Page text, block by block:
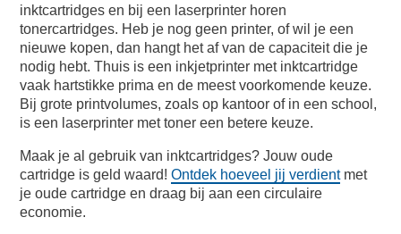
inktcartridges en bij een laserprinter horen
tonercartridges. Heb je nog geen printer, of wil je een
nieuwe kopen, dan hangt het af van de capaciteit die je
nodig hebt. Thuis is een inkjetprinter met inktcartridge
vaak hartstikke prima en de meest voorkomende keuze.
Bij grote printvolumes, zoals op kantoor of in een school,
is een laserprinter met toner een betere keuze.
Maak je al gebruik van inktcartridges? Jouw oude
cartridge is geld waard!Ontdek hoeveel jij verdientmet
je oude cartridge en draag bij aan een circulaire
economie.